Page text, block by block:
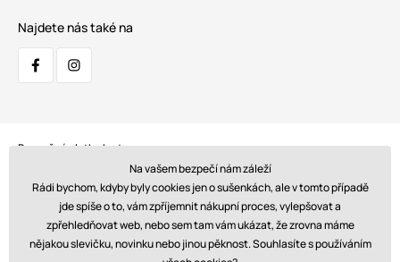
Najdete nás také na
Bezpečná platba kartou:
Doprava:
Na vašem bezpečí nám záleží
Rádi bychom, kdyby byly cookies jen o sušenkách, ale v tomto případě
jde spíše o to, vám zpříjemnit nákupní proces, vylepšovat a
zpřehledňovat web, nebo sem tam vám ukázat, že zrovna máme
nějakou slevičku, novinku nebo jinou pěknost. Souhlasíte s používáním